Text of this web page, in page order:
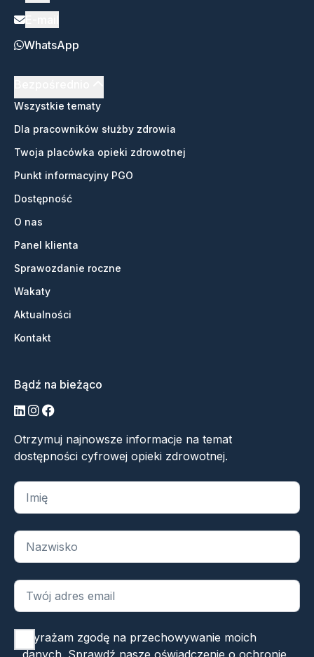
WhatsApp
Wszystkie tematy
Dla pracowników służby zdrowia
Twoja placówka opieki zdrowotnej
Punkt informacyjny PGO
Dostępność
O nas
Panel klienta
Sprawozdanie roczne
Wakaty
Aktualności
Kontakt
Bądź na bieżąco
LinkedIn
Instagram
Facebook
Otrzymuj najnowsze informacje na temat
dostępności cyfrowej opieki zdrowotnej.
„*” oznacza wymagane pola
Wyrażam zgodę na przechowywanie moich
danych. Sprawdź naszeoświadczenie o ochronie